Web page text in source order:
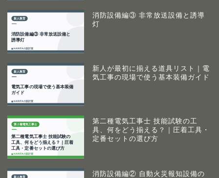
消防設備編③ 非常放送設備と誘導
灯
新人が最初に揃える道具リスト｜電
気工事の現場で使う基本装備ガイド
第二種電気工事士 技能試験の工
具、何をどう揃える？｜圧着工具・
定番セットの選び方
消防設備編② 自動火災報知設備の